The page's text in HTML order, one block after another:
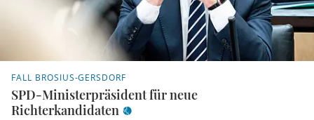
FALL BROSIUS-GERSDORF
SPD-Ministerpräsident für neue
Richterkandidaten